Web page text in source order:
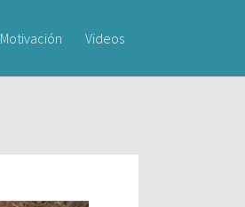
Motivación Videos